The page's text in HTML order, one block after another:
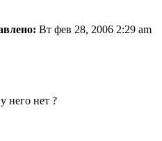
Вт фев 28, 2006 2:29 am
него нет ?